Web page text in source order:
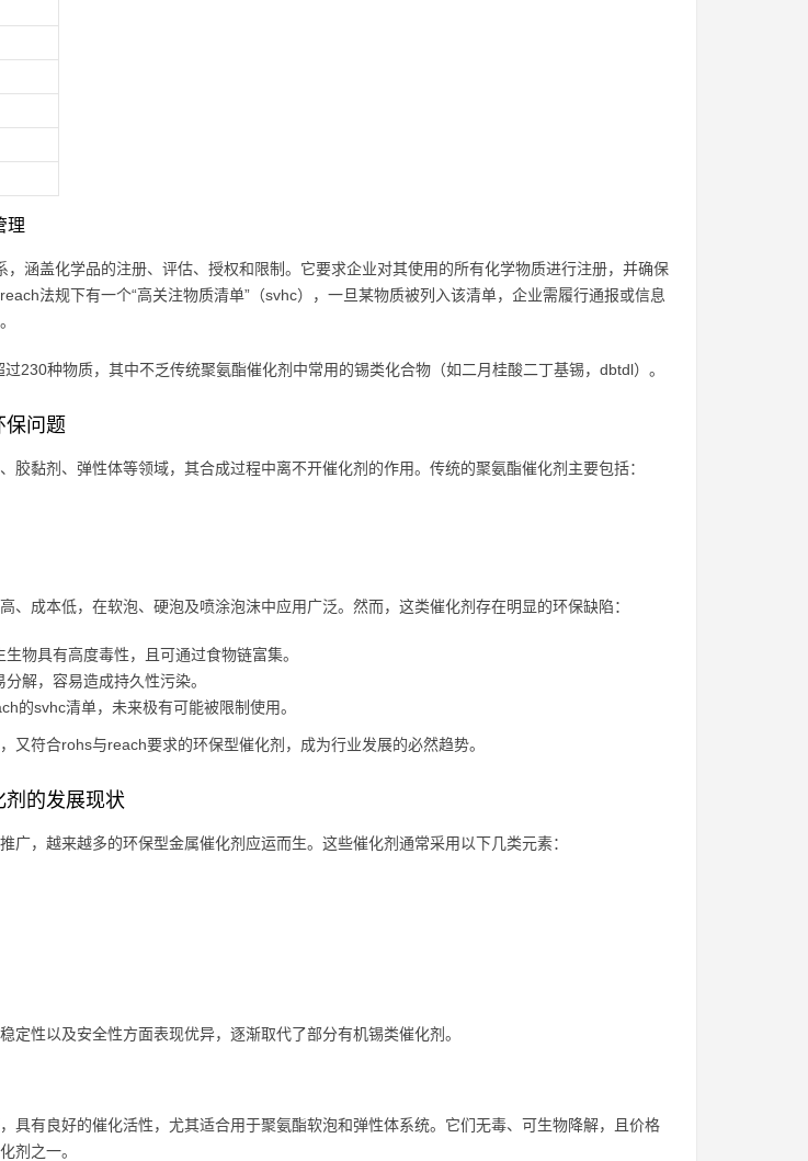
理
，涵盖化学品的注册、评估、授权和限制。它要求企业对其使用的所有化学物质进行注册，并确保
法规下有一个“高关注物质清单”（svhc），一旦某物质被列入该清单，企业需履行通报或信息
230种物质，其中不乏传统聚氨酯催化剂中常用的锡类化合物（如二月桂酸二丁基锡，dbtdl）。
保问题
胶黏剂、弹性体等领域，其合成过程中离不开催化剂的作用。传统的聚氨酯催化剂主要包括：
、成本低，在软泡、硬泡及喷涂泡沫中应用广泛。然而，这类催化剂存在明显的环保缺陷：
物具有高度毒性，且可通过食物链富集。
解，容易造成持久性污染。
的svhc清单，未来极有可能被限制使用。
又符合rohs与reach要求的环保型催化剂，成为行业发展的必然趋势。
剂的发展现状
广，越来越多的环保型金属催化剂应运而生。这些催化剂通常采用以下几类元素：
定性以及安全性方面表现优异，逐渐取代了部分有机锡类催化剂。
具有良好的催化活性，尤其适合用于聚氨酯软泡和弹性体系统。它们无毒、可生物降解，且价格
剂之一。